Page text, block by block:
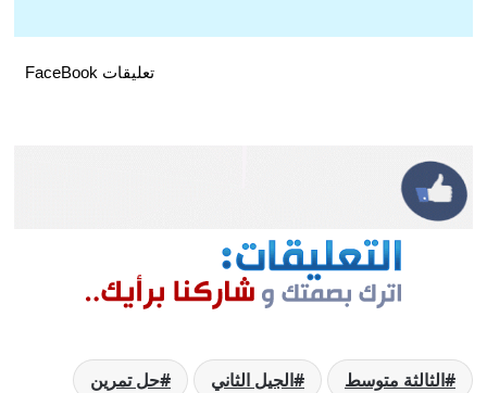
تعليقات FaceBook
الثالثة متوسط الجيل الثاني
حل تمرين